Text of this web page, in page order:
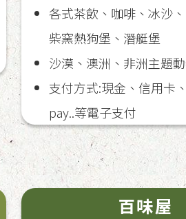
各式茶飲、咖啡、冰沙
柴窯熱狗堡、潛艇堡
沙漠、澳洲、非洲主題
支付方式:現金、信用卡
pay..等電子支付
百味屋